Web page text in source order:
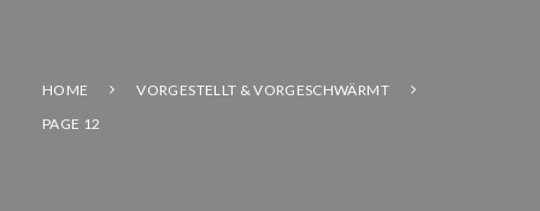
HOME
VORGESTELLT & VORGESCHWÄRMT
PAGE 12